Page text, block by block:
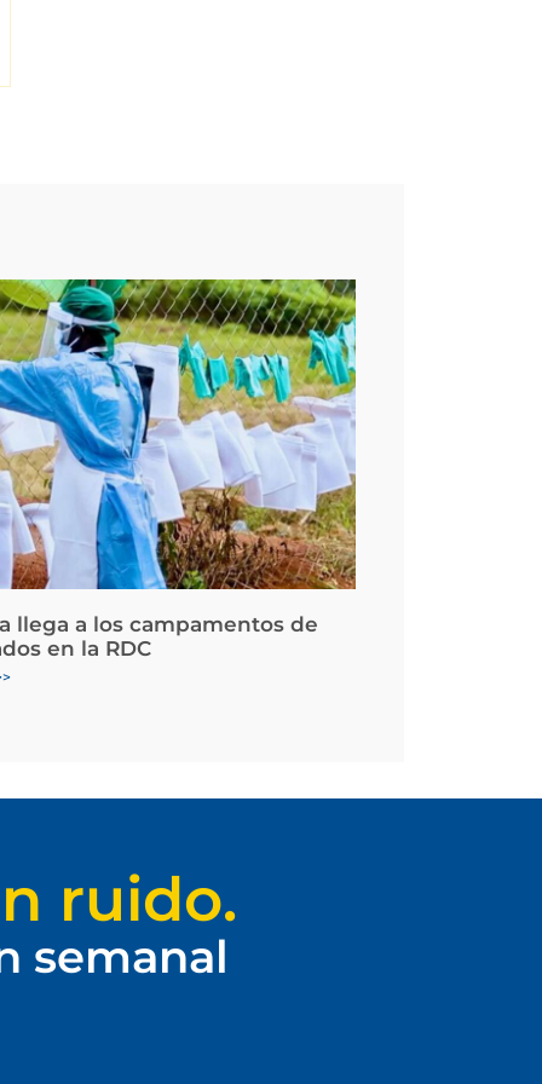
llega a los campamentos de
en la RDC
ruido.
semanal